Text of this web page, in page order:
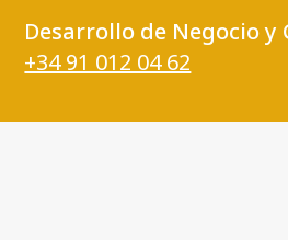
Desarrollo de Negocio y
+34 91 012 04 62